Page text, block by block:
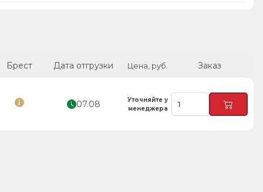
Брест Дата отгрузки Цена, руб. Заказ
07.08
Уточняйте у
менеджера